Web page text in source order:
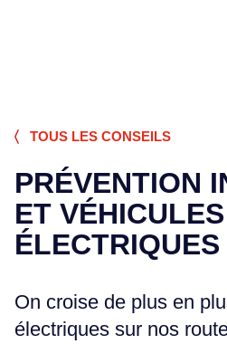
TOUS LES CONSEILS
PRÉVENTION
ET VÉHICULES
ÉLECTRIQUES
On croise de plus en
électriques sur nos